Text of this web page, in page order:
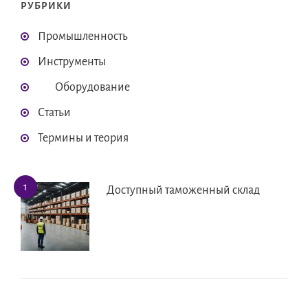
РУБРИКИ
Промышленность
Инструменты
Оборудование
Статьи
Термины и теория
Доступный таможенный склад